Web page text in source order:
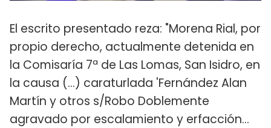
El escrito presentado reza: "Morena Rial, por
propio derecho, actualmente detenida en
la Comisaría 7ª de Las Lomas, San Isidro, en
la causa (...) caraturlada 'Fernández Alan
Martín y otros s/Robo Doblemente
agravado por escalamiento y erfacción...